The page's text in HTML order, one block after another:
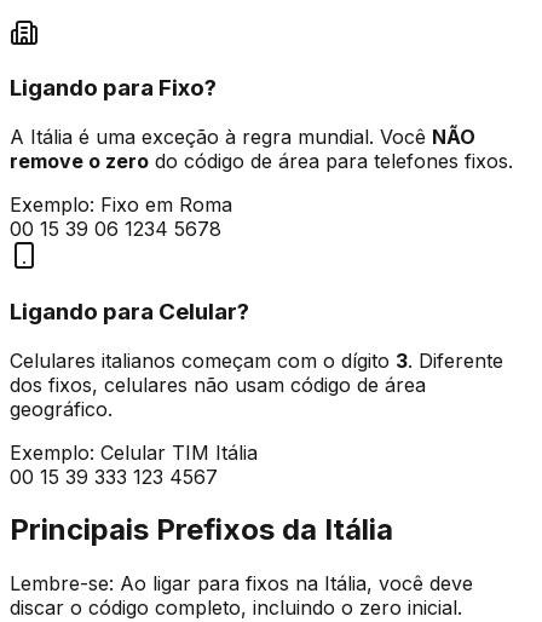
Ligando para Fixo?
A Itália é uma exceção à regra mundial. Você NÃO
remove o zero do código de área para telefones fixos.
Exemplo: Fixo em Roma
00 15 39 06 1234 5678
Ligando para Celular?
Celulares italianos começam com o dígito 3. Diferente
dos fixos, celulares não usam código de área
geográfico.
Exemplo: Celular TIM Itália
00 15 39 333 123 4567
Principais Prefixos da Itália
Lembre-se: Ao ligar para fixos na Itália, você deve
discar o código completo, incluindo o zero inicial.